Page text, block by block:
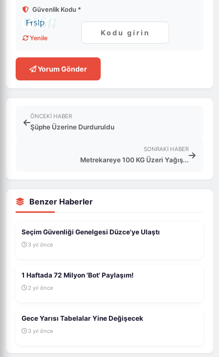
Güvenlik Kodu *
Yenile
Yorum Gönder
ÖNCEKI HABER
Şüphe Üzerine Durduruldu
SONRAKI HABER
Metrekareye 100 KG Üzeri Yağış...
Benzer Haberler
Seçim Güvenliği Genelgesi Düzce'ye Ulaştı
3 yıl önce
1 Haftada 72 Milyon 'Bot' Paylaşım!
2 yıl önce
Gece Yarısı Tabelalar Yine Değişecek
3 yıl önce